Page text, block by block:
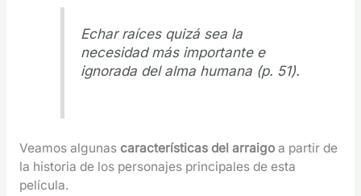
Echar raíces quizá sea la
necesidad más importante e
ignorada del alma humana (p. 51).
Veamos algunas características del arraigoa partir de
la historia de los personajes principales de esta
película.